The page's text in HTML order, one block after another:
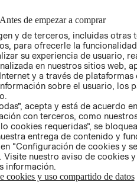
DE
(INGLÉS)
AVISO DE
DE INDUSTRIA Y
COMERCIO - SIC
PETICIONES
QUEJAS Y
Antes de empezar a comprar
y de terceros, incluidas otras
para ofrecerle la
su experiencia de usuario,
en nuestros sitios web,
y a través de plataformas
sobre el usuario, los
acepta y está de acuerdo
con terceros, como
cookies requeridas”, se
entrega de contenido y
“Configuración de cookies y
Visite nuestro aviso de cookies
información.
cookies y uso compartido de datos